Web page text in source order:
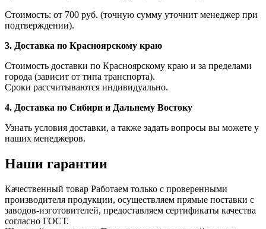
Стоимость: от 700 руб. (точную сумму уточнит менеджер при
подтверждении).
3. Доставка по Красноярскому краю
Стоимость доставки по Красноярскому краю и за пределами
города (зависит от типа транспорта).
Сроки рассчитываются индивидуально.
4. Доставка по Сибири и Дальнему Востоку
Узнать условия доставки, а также задать вопросы вы можете у
наших менеджеров.
Наши гарантии
Качественный товар Работаем только с проверенными
производителя продукции, осуществляем прямые поставки с
заводов-изготовителей, предоставляем сертификаты качества
согласно ГОСТ.